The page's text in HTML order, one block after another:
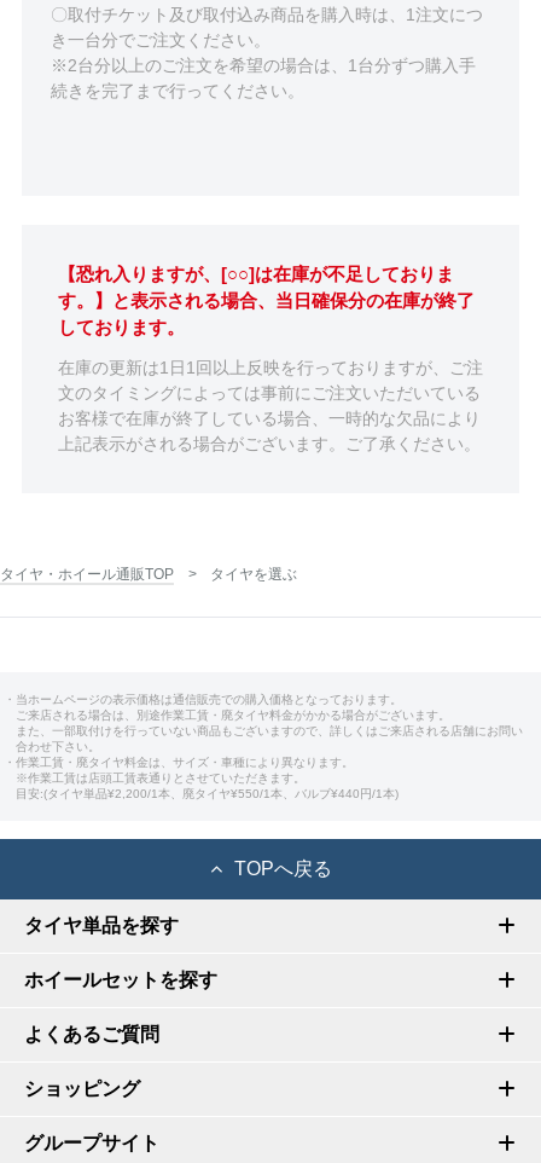
〇取付チケット及び取付込み商品を購入時は、1注文につ
き一台分でご注文ください。
※2台分以上のご注文を希望の場合は、1台分ずつ購入手
続きを完了まで行ってください。
【恐れ入りますが、[○○]は在庫が不足しておりま
す。】と表示される場合、当日確保分の在庫が終了
しております。
在庫の更新は1日1回以上反映を行っておりますが、ご注
文のタイミングによっては事前にご注文いただいている
お客様で在庫が終了している場合、一時的な欠品により
上記表示がされる場合がございます。ご了承ください。
タイヤ・ホイール通販TOP タイヤを選ぶ
・当ホームページの表示価格は通信販売での購入価格となっております。
ご来店される場合は、別途作業工賃・廃タイヤ料金がかかる場合がございます。
また、一部取付けを行っていない商品もございますので、詳しくはご来店される店舗にお問い
合わせ下さい。
・作業工賃・廃タイヤ料金は、サイズ・車種により異なります。
※作業工賃は店頭工賃表通りとさせていただきます。
目安:(タイヤ単品¥2,200/1本、廃タイヤ¥550/1本、バルブ¥440円/1本)
TOPへ戻る
タイヤ単品を探す
ホイールセットを探す
よくあるご質問
ショッピング
グループサイト